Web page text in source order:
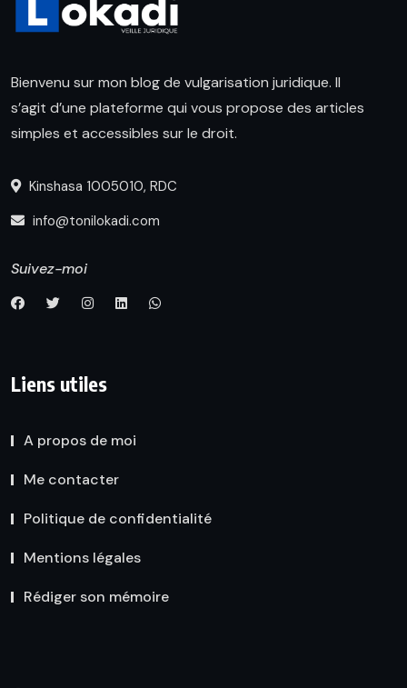
Bienvenu sur mon blog de vulgarisation juridique. Il
s’agit d’une plateforme qui vous propose des articles
simples et accessibles sur le droit.
Kinshasa 1005010, RDC
info@tonilokadi.com
Suivez-moi
Liens utiles
A propos de moi
Me contacter
Politique de confidentialité
Mentions légales
Rédiger son mémoire